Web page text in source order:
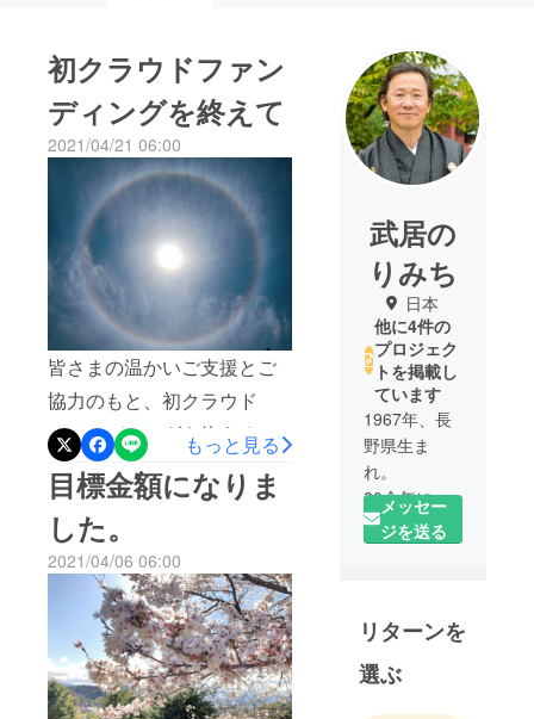
初クラウドファン
ディングを終えて
2021/04/21 06:00
皆さまの温かいご支援とご
協力のもと、初クラウド
ファンディングを終えるこ
とができました。何分に
も、初プロジェクトでもあ
り初クラウドファンディン
グでもありましたから、手
の届かない点が多々あり、
お手数をおかけしてしまっ
た事もあったと思います。
それでも賛同して下さった
もっと見る
目標金額になりま
した。
2021/04/06 06:00
武居の
りみち
日本
他に4件の
プロジェク
トを掲載し
ています
1967年、長
野県生ま
れ。
30余年にわ
たり、全国
のお墓調査
系のひも解
ました。
メッセー
ジを送る
リターンを
選ぶ